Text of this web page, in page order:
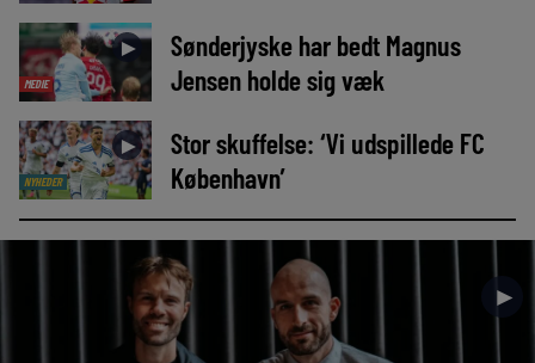
MEDIE
►
Sønderjyske har bedt Magnus
Jensen holde sig væk
NYHEDER
►
Stor skuffelse: ‘Vi udspillede FC
København’
►